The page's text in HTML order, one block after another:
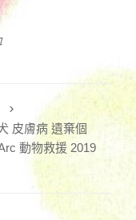
皮膚病 遺棄個
動物救援 2019